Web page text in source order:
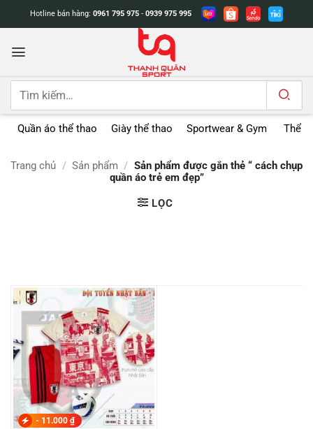
dung
Hotline bán hàng: 0961 795 975 - 0939 975 995
Tìm
Quần áo thể thao Giày thể thao Sportwear & Gym Thể
Trang chủ / Sản phẩm / Sản phẩm được gắn thẻ “ cách chụp
quần áo trẻ em đẹp”
LỌC
- 11.000 ₫